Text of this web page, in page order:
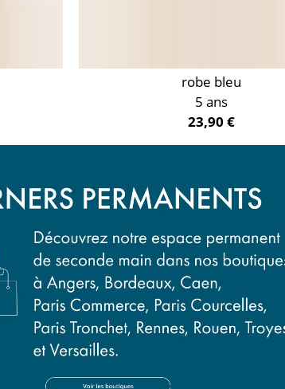
robe bleu
5 ans
23,90 €